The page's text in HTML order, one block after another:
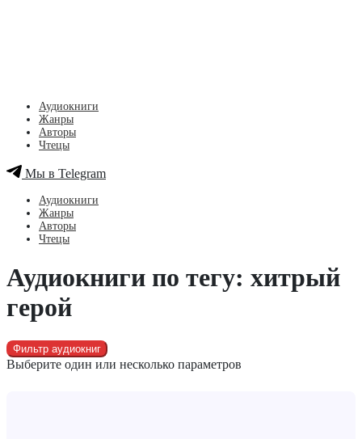
Аудиокниги
Жанры
Авторы
Чтецы
Мы в Telegram
Аудиокниги
Жанры
Авторы
Чтецы
Аудиокниги по тегу: хитрый
герой
Фильтр аудиокниг
Выберите один или несколько параметров